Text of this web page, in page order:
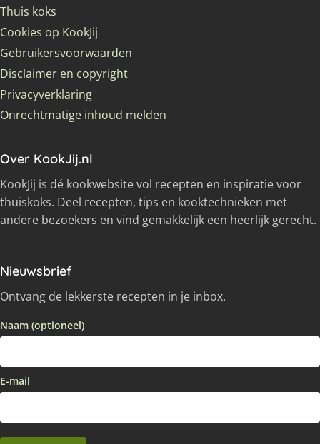
Thuis koks
Cookies op KookJij
Gebruikersvoorwaarden
Disclaimer en copyright
Privacyverklaring
Onrechtmatige inhoud melden
Over KookJij.nl
KookJij is dé kookwebsite vol recepten en inspiratie voor
thuiskoks. Deel recepten, tips en kooktechnieken met
andere bezoekers en vind gemakkelijk een heerlijk gerecht.
Nieuwsbrief
Ontvang de lekkerste recepten in je inbox.
Naam (optioneel)
E-mail